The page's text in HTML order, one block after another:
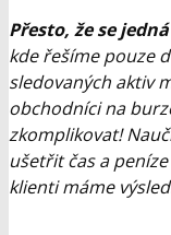
Přesto, že se
kde řešíme pouze
sledovaných aktiv
obchodníci na
zkomplikovat!
ušetřit čas a
klienti máme